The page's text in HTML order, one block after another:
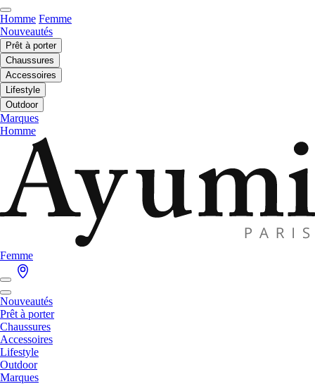
Homme Femme
Nouveautés
Prêt à porter
Chaussures
Accessoires
Lifestyle
Outdoor
Marques
Homme
Femme
Nouveautés
Prêt à porter
Chaussures
Accessoires
Lifestyle
Outdoor
Marques